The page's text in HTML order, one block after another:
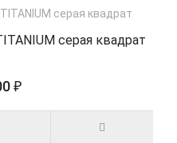
серая квадрат
₽